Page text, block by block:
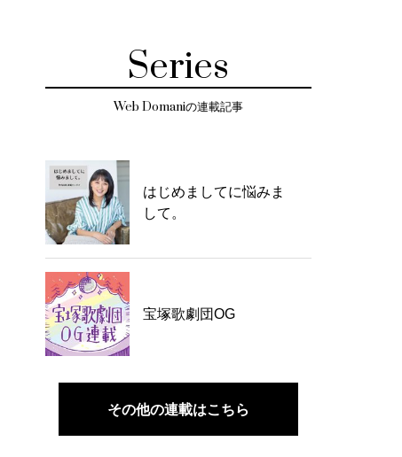
Series
Web Domaniの連載記事
はじめましてに悩みま
して。
宝塚歌劇団OG
その他の連載はこちら